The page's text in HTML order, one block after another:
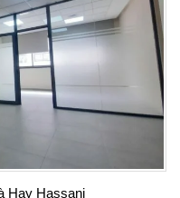
Hay Hassani